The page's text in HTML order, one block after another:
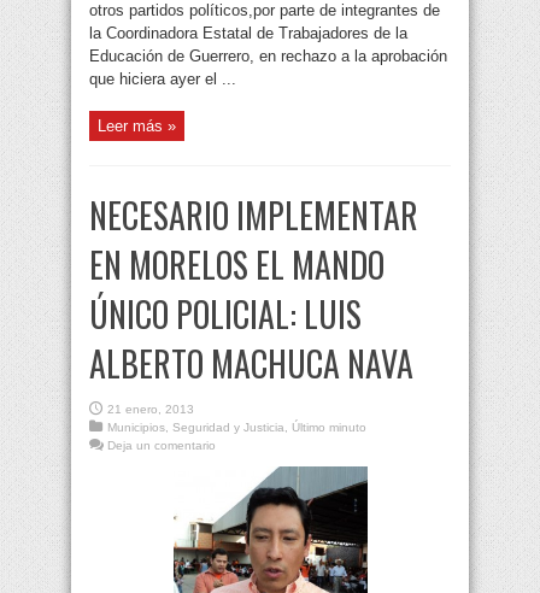
otros partidos políticos,por parte de integrantes de
la Coordinadora Estatal de Trabajadores de la
Educación de Guerrero, en rechazo a la aprobación
que hiciera ayer el ...
Leer más »
NECESARIO IMPLEMENTAR
EN MORELOS EL MANDO
ÚNICO POLICIAL: LUIS
ALBERTO MACHUCA NAVA
21 enero, 2013
Municipios, Seguridad y Justicia, Último minuto
Deja un comentario